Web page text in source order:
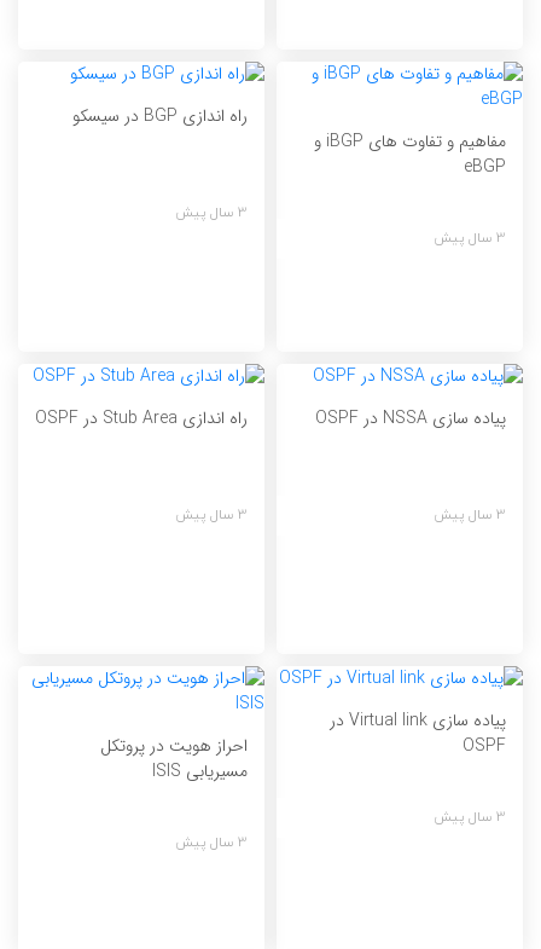
مفاهیم و تفاوت های iBGP و
eBGP
3 سال پیش
راه اندازی BGP در سیسکو
3 سال پیش
پیاده سازی NSSA در OSPF
3 سال پیش
راه اندازی Stub Area در OSPF
3 سال پیش
پیاده سازی Virtual link در
OSPF
3 سال پیش
احراز هویت در پروتکل
مسیریابی ISIS
3 سال پیش